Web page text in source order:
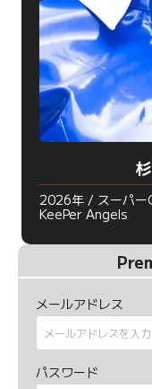
2026年 / スーパー
KeePer Angels
メールアドレス
パスワード